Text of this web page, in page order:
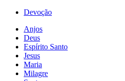
Devoção
Anjos
Deus
Espírito Santo
Jesus
Maria
Milagre